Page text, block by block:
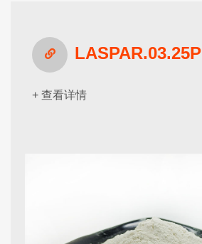
LASPAR.03.25P
+ 查看详情